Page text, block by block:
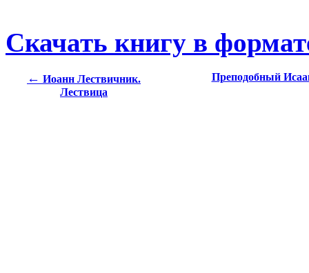
Скачать книгу в
← Иоанн Лествичник.
Лествица
Преподобный